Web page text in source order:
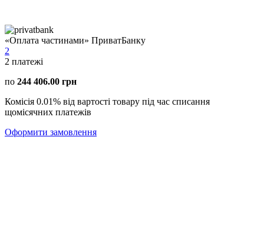
«Оплата частинами» ПриватБанку
2
2 платежі
по 244 406.00 грн
Комісія 0.01% від вартості товару під час списання
щомісячних платежів
Оформити замовлення